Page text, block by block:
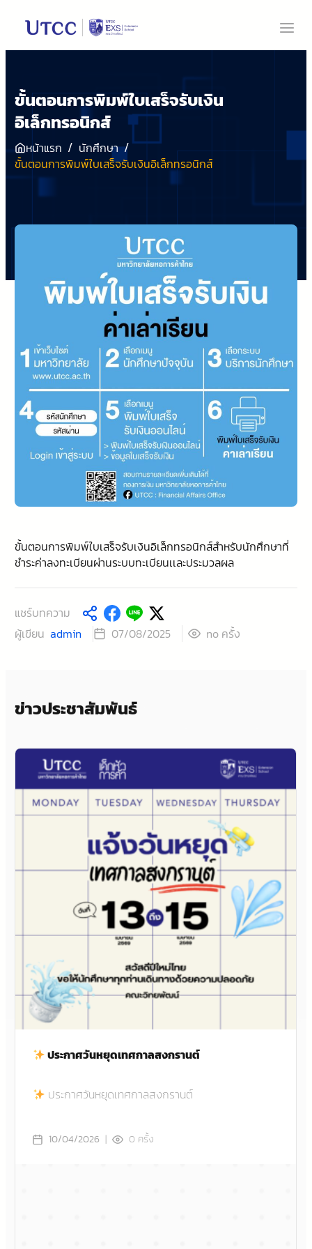
ขั้นตอนการพิมพ์ใบเสร็จรับเงิน
อิเล็กทรอนิกส์
หน้าแรก / นักศึกษา /
ขั้นตอนการพิมพ์ใบเสร็จรับเงินอิเล็กทรอนิกส์
ขั้นตอนการพิมพ์ใบเสร็จรับเงินอิเล็กทรอนิกส์สำหรับนักศึกษาที่
ชำระค่าลงทะเบียนผ่านระบบทะเบียนเเละประมวลผล
แชร์บทความ
ผู้เขียน admin 07/08/2025 no ครั้ง
ข่าวประชาสัมพันธ์
ประกาศวันหยุดเทศกาลสงกรานต์
ประกาศวันหยุดเทศกาลสงกรานต์
10/04/2026 | 0 ครั้ง